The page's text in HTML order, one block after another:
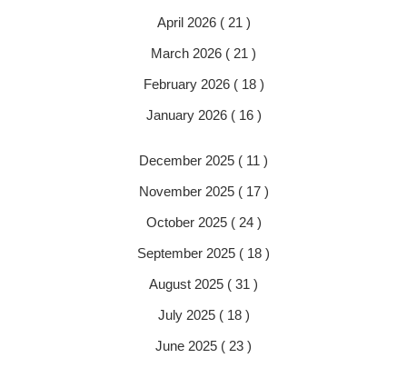
April 2026 ( 21 )
March 2026 ( 21 )
February 2026 ( 18 )
January 2026 ( 16 )
December 2025 ( 11 )
November 2025 ( 17 )
October 2025 ( 24 )
September 2025 ( 18 )
August 2025 ( 31 )
July 2025 ( 18 )
June 2025 ( 23 )